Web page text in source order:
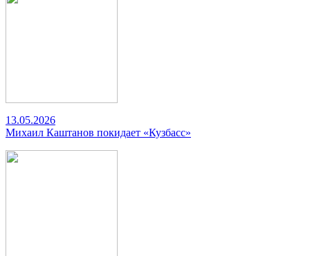
13.05.2026
Михаил Каштанов покидает «Кузбасс»